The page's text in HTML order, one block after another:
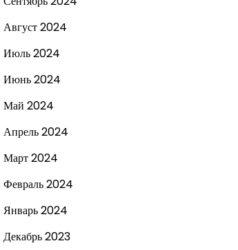
Август 2024
Июль 2024
Июнь 2024
Май 2024
Апрель 2024
Март 2024
Февраль 2024
Январь 2024
Декабрь 2023